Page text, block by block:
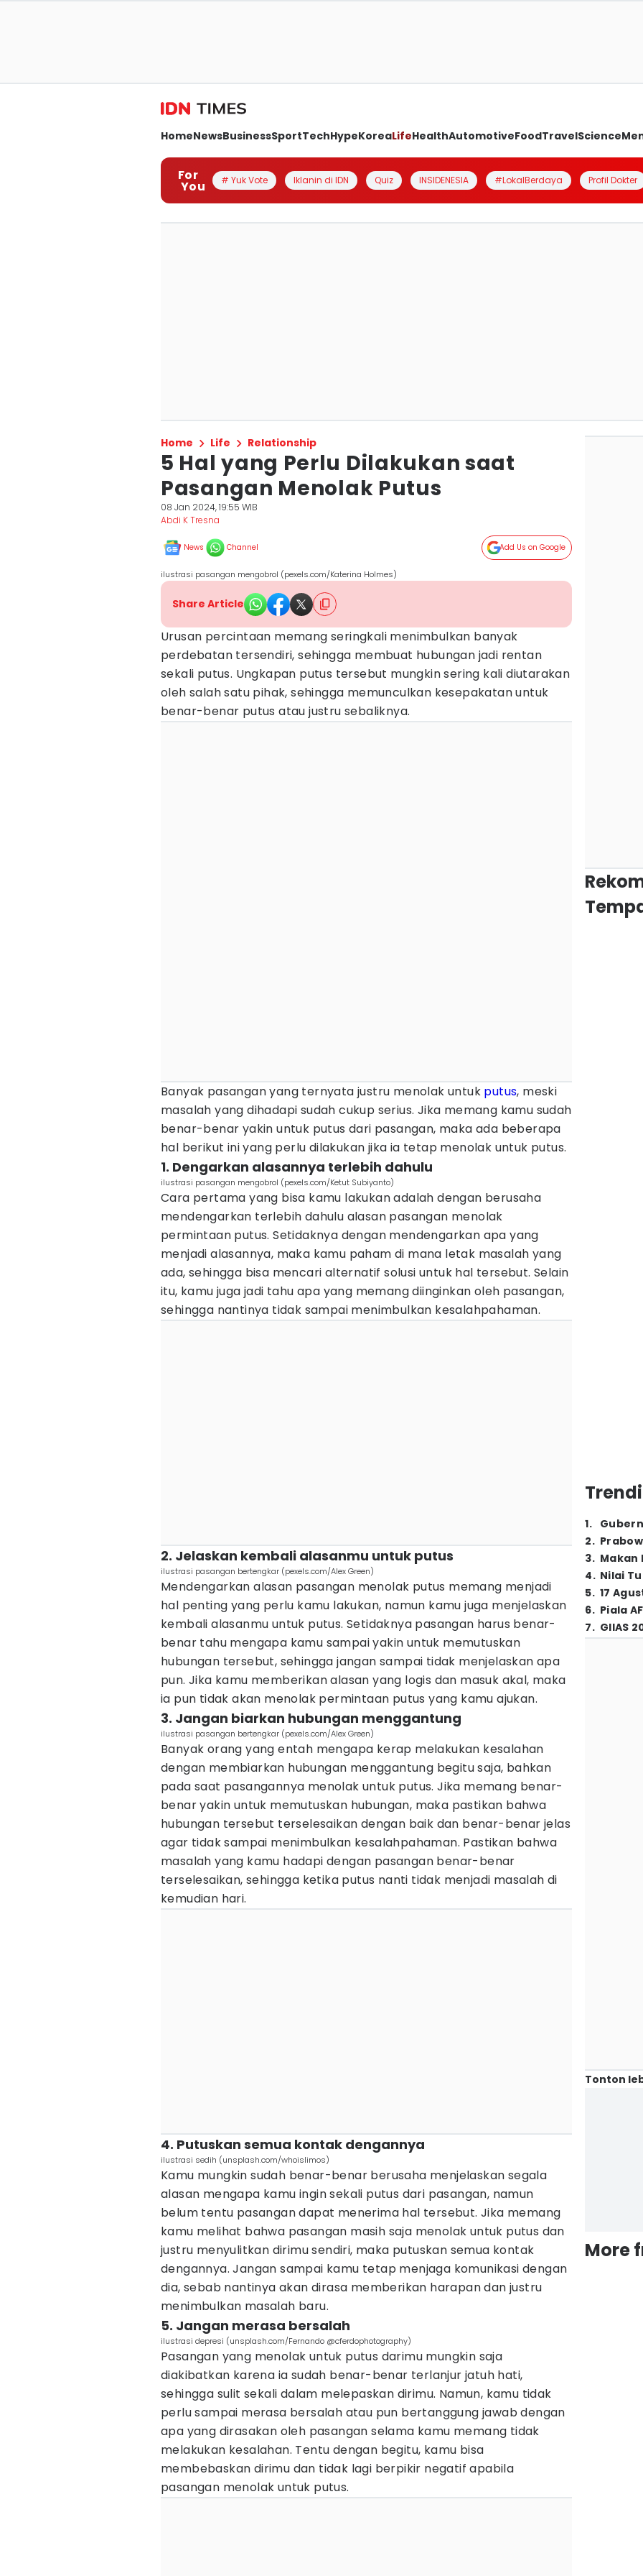
HomeNewsBusinessSportTechHypeKoreaLifeHealthAutomotiveFoodTravelScience
For
You # Yuk Vote Iklanin di IDN Quiz INSIDENESIA #LokalBerdaya Profil Dokter
Home Life Relationship
5 Hal yang Perlu Dilakukan saat
Pasangan Menolak Putus
08 Jan 2024, 19:55 WIB
Abdi K Tresna
News Channel Add Us on Google
ilustrasi pasangan mengobrol (pexels.com/Katerina Holmes)
Share Article
Urusan percintaan memang seringkali menimbulkan banyak
perdebatan tersendiri, sehingga membuat hubungan jadi rentan
sekali putus. Ungkapan putus tersebut mungkin sering kali diutarakan
oleh salah satu pihak, sehingga memunculkan kesepakatan untuk
benar-benar putus atau justru sebaliknya.
Banyak pasangan yang ternyata justru menolak untuk putus, meski
masalah yang dihadapi sudah cukup serius. Jika memang kamu sudah
benar-benar yakin untuk putus dari pasangan, maka ada beberapa
hal berikut ini yang perlu dilakukan jika ia tetap menolak untuk putus.
1. Dengarkan alasannya terlebih dahulu
ilustrasi pasangan mengobrol (pexels.com/Ketut Subiyanto)
Cara pertama yang bisa kamu lakukan adalah dengan berusaha
mendengarkan terlebih dahulu alasan pasangan menolak
permintaan putus. Setidaknya dengan mendengarkan apa yang
menjadi alasannya, maka kamu paham di mana letak masalah yang
ada, sehingga bisa mencari alternatif solusi untuk hal tersebut. Selain
itu, kamu juga jadi tahu apa yang memang diinginkan oleh pasangan,
sehingga nantinya tidak sampai menimbulkan kesalahpahaman.
2. Jelaskan kembali alasanmu untuk putus
ilustrasi pasangan bertengkar (pexels.com/Alex Green)
Mendengarkan alasan pasangan menolak putus memang menjadi
hal penting yang perlu kamu lakukan, namun kamu juga menjelaskan
kembali alasanmu untuk putus. Setidaknya pasangan harus benar-
benar tahu mengapa kamu sampai yakin untuk memutuskan
hubungan tersebut, sehingga jangan sampai tidak menjelaskan apa
pun. Jika kamu memberikan alasan yang logis dan masuk akal, maka
ia pun tidak akan menolak permintaan putus yang kamu ajukan.
3. Jangan biarkan hubungan menggantung
ilustrasi pasangan bertengkar (pexels.com/Alex Green)
Banyak orang yang entah mengapa kerap melakukan kesalahan
dengan membiarkan hubungan menggantung begitu saja, bahkan
pada saat pasangannya menolak untuk putus. Jika memang benar-
benar yakin untuk memutuskan hubungan, maka pastikan bahwa
hubungan tersebut terselesaikan dengan baik dan benar-benar jelas
agar tidak sampai menimbulkan kesalahpahaman. Pastikan bahwa
masalah yang kamu hadapi dengan pasangan benar-benar
terselesaikan, sehingga ketika putus nanti tidak menjadi masalah di
kemudian hari.
4. Putuskan semua kontak dengannya
ilustrasi sedih (unsplash.com/whoislimos)
Kamu mungkin sudah benar-benar berusaha menjelaskan segala
alasan mengapa kamu ingin sekali putus dari pasangan, namun
belum tentu pasangan dapat menerima hal tersebut. Jika memang
kamu melihat bahwa pasangan masih saja menolak untuk putus dan
justru menyulitkan dirimu sendiri, maka putuskan semua kontak
dengannya. Jangan sampai kamu tetap menjaga komunikasi dengan
dia, sebab nantinya akan dirasa memberikan harapan dan justru
menimbulkan masalah baru.
5. Jangan merasa bersalah
ilustrasi depresi (unsplash.com/Fernando @cferdophotography)
Pasangan yang menolak untuk putus darimu mungkin saja
diakibatkan karena ia sudah benar-benar terlanjur jatuh hati,
sehingga sulit sekali dalam melepaskan dirimu. Namun, kamu tidak
perlu sampai merasa bersalah atau pun bertanggung jawab dengan
apa yang dirasakan oleh pasangan selama kamu memang tidak
melakukan kesalahan. Tentu dengan begitu, kamu bisa
membebaskan dirimu dan tidak lagi berpikir negatif apabila
pasangan menolak untuk putus.
1.
2.
3. Makan
4. Nilai
5. 17
6. Piala
7. GIIAS
Tonton
More